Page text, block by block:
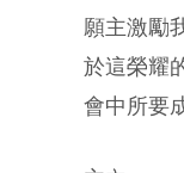
願主激勵
於這榮耀
會中所要